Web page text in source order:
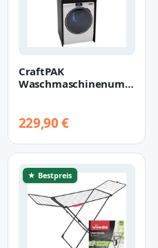
CraftPAK
229,90 €
★ Bestpreis